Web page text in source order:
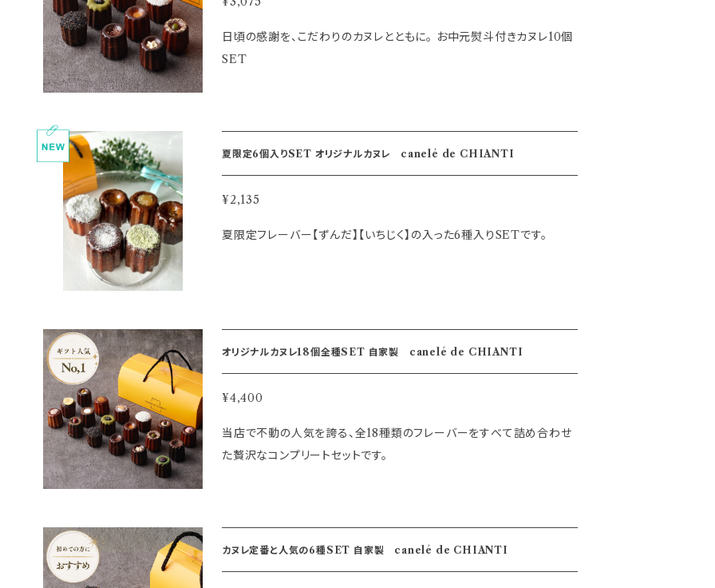
日頃の感謝を、こだわりのカヌレとともに。 お中元熨斗付きカヌレ10個
SET
夏限定6個入りSET オリジナルカヌレ canelé de CHIANTI
¥2,135
夏限定フレーバー【ずんだ】【いちじく】の入った6種入りSETです。
オリジナルカヌレ18個全種SET 自家製 canelé de CHIANTI
¥4,400
当店で不動の人気を誇る、全18種類のフレーバーをすべて詰め合わせ
た贅沢なコンプリートセットです。
カヌレ定番と人気の6種SET 自家製 canelé de CHIANTI